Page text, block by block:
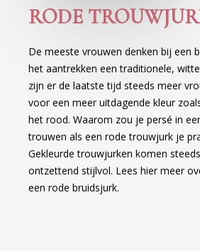
RODE
De meeste vrouwen denken bij een
het aantrekken een traditionele,
zijn er de laatste tijd steeds meer
voor een meer uitdagende kleur
het rood. Waarom zou je persé in
trouwen als een rode trouwjurk je
Gekleurde trouwjurken komen
ontzettend stijlvol. Lees hier meer
een rode bruidsjurk.